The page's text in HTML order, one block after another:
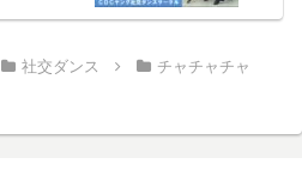
社交ダンス チャチャチャ